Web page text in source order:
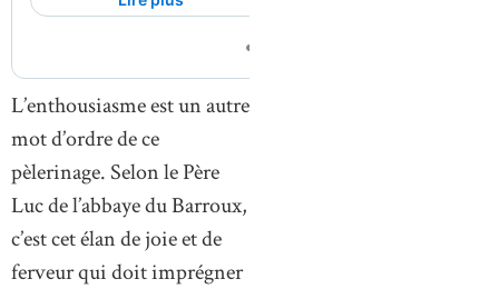
L’enthousiasme est un autre
mot d’ordre de ce
pèlerinage. Selon le Père
Luc de l’abbaye du Barroux,
c’est cet élan de joie et de
ferveur qui doit imprégner